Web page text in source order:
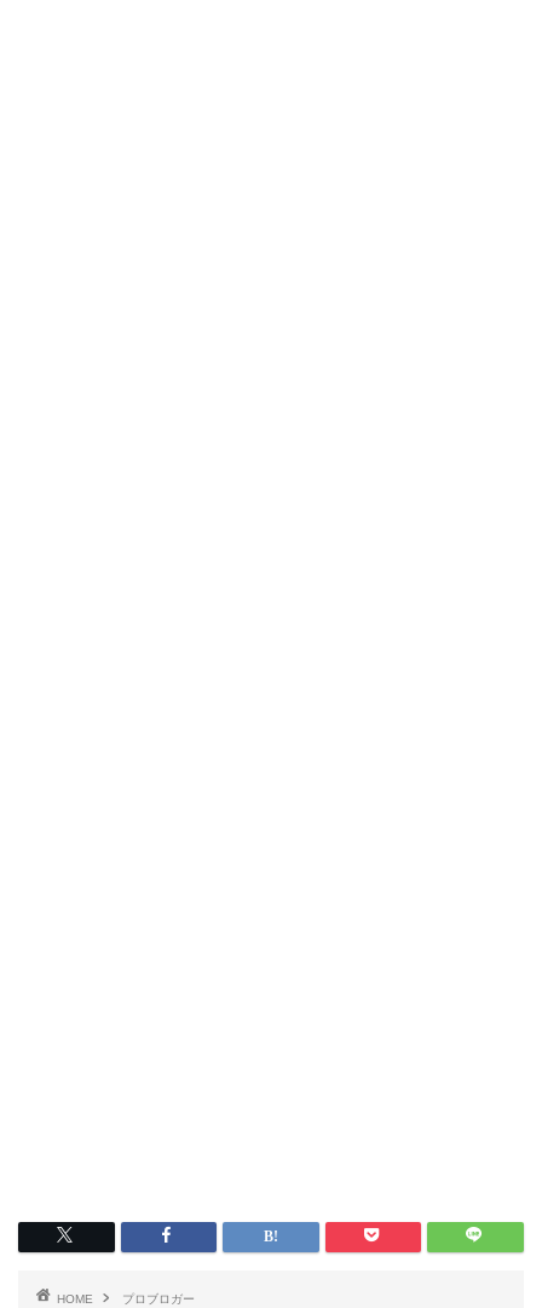
HOME プロブロガー